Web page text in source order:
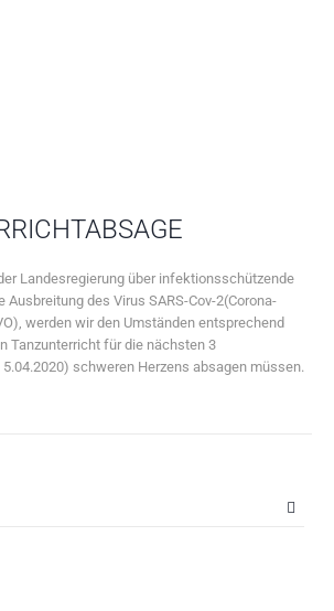
Landesregierung über infektionsschützende
Ausbreitung des Virus SARS-Cov-2(Corona-
werden wir den Umständen entsprechend
Tanzunterricht für die nächsten 3
schweren Herzens absagen müssen.